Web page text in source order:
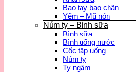
Bao tay bao chân
Yếm – Mũ nón
Núm ty – Bình sữa
Bình sữa
Bình uống nước
Cốc tập uống
Núm ty
Ty ngậm